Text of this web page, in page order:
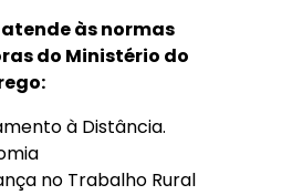
às normas
do Ministério do
à Distância.
no Trabalho Rural